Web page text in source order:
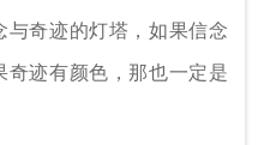
与奇迹的灯塔，如果信念
奇迹有颜色，那也一定是